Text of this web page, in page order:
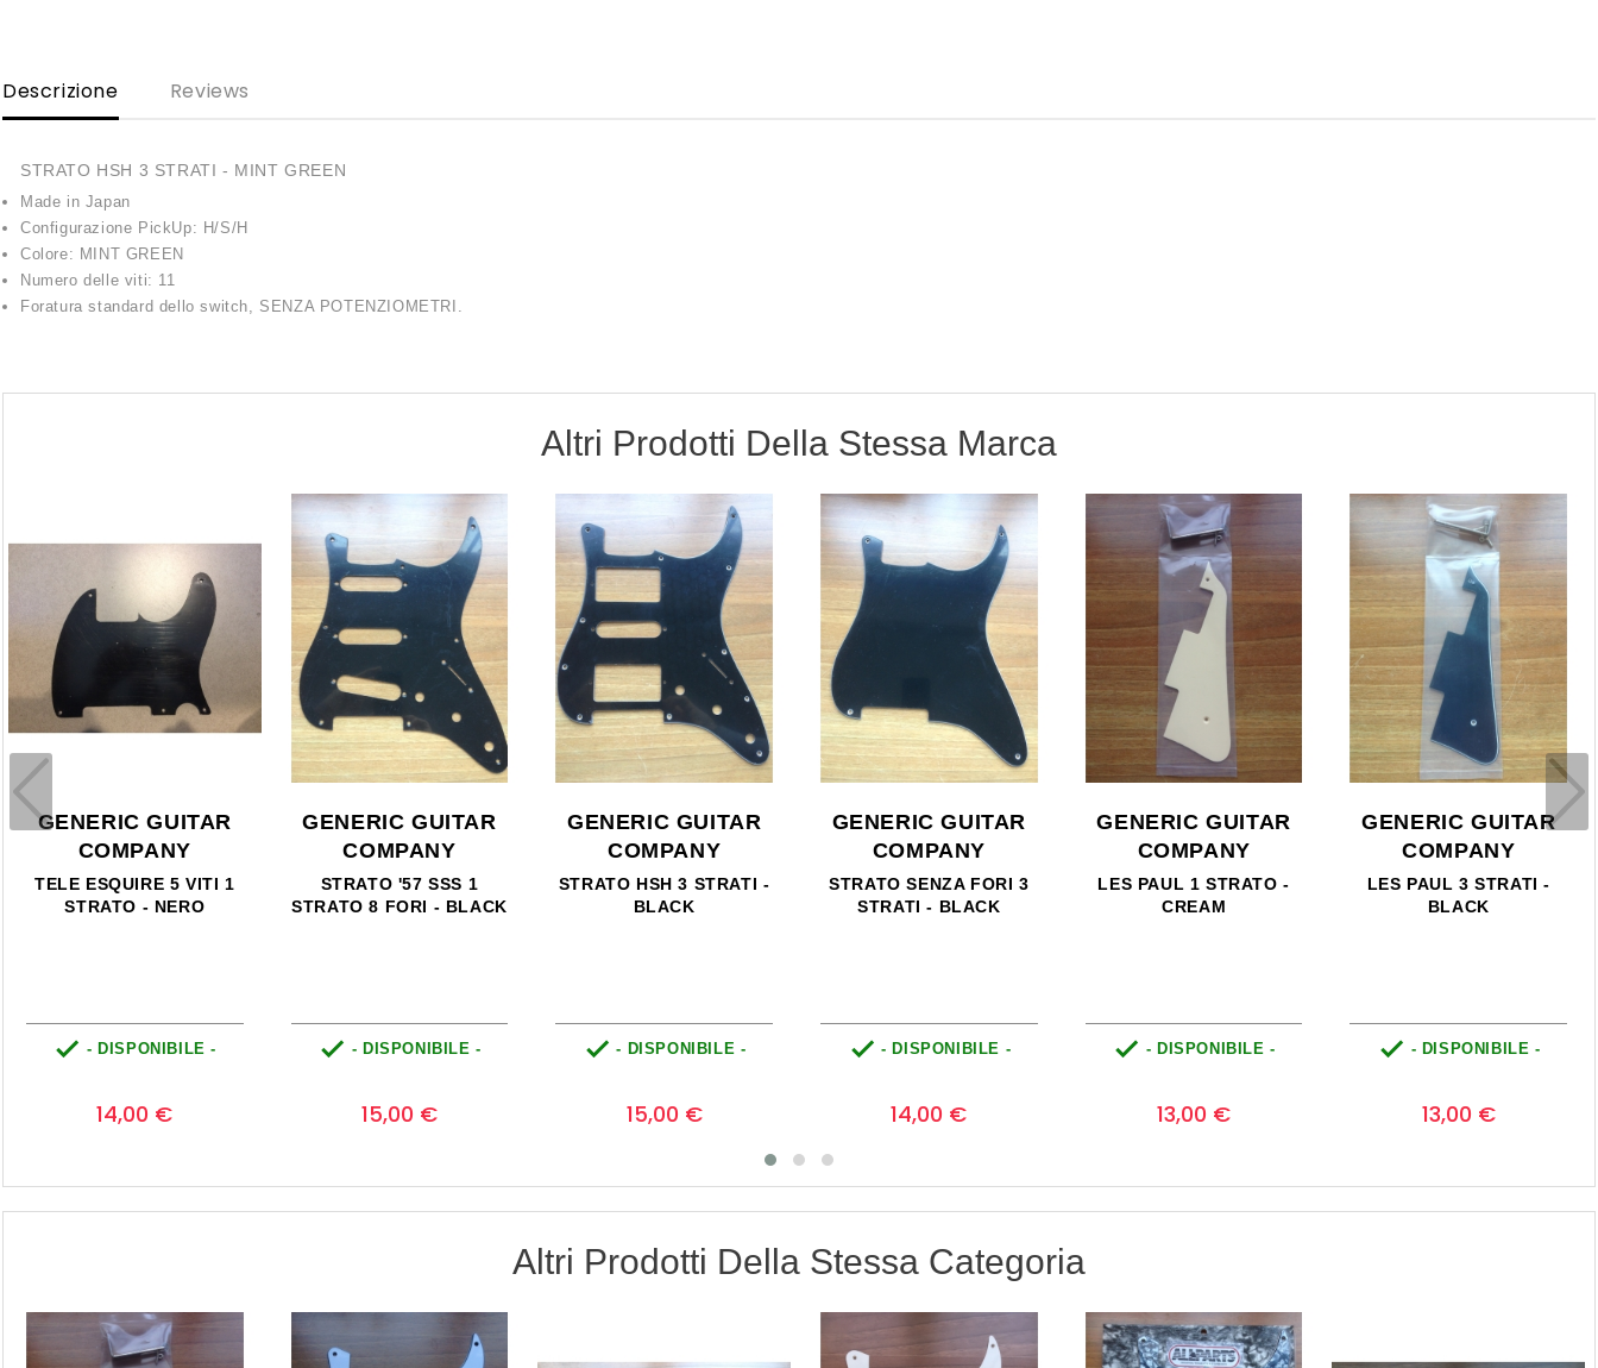
Descrizione Reviews
STRATO HSH 3 STRATI - MINT GREEN
Made in Japan
Configurazione PickUp: H/S/H
Colore: MINT GREEN
Numero delle viti: 11
Foratura standard dello switch, SENZA POTENZIOMETRI.
Altri Prodotti Della Stessa Marca
GENERIC GUITAR
COMPANY
TELE ESQUIRE 5 VITI 1
STRATO - NERO
 - DISPONIBILE -
14,00 €
GENERIC GUITAR
COMPANY
STRATO '57 SSS 1
STRATO 8 FORI - BLACK
 - DISPONIBILE -
15,00 €
GENERIC GUITAR
COMPANY
STRATO HSH 3 STRATI -
BLACK
 - DISPONIBILE -
15,00 €
GENERIC GUITAR
COMPANY
STRATO SENZA FORI 3
STRATI - BLACK
 - DISPONIBILE -
14,00 €
GENERIC GUITAR
COMPANY
LES PAUL 1 STRATO -
CREAM
 - DISPONIBILE -
13,00 €
GENERIC GUITAR
COMPANY
LES PAUL 3 STRATI -
BLACK
 - DISPONIBILE -
13,00 €
Altri Prodotti Della Stessa Categoria